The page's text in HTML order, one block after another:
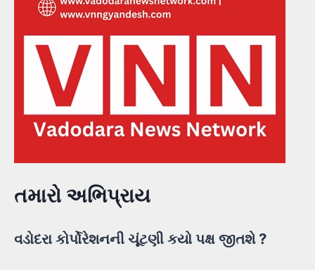
તમારો અભિપ્રાય
વડોદરા કોર્પોરેશનની ચૂંટણી કયો પક્ષ જીતશે ?